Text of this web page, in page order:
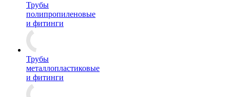
Трубы
полипропиленовые
и фитинги
Трубы
металлопластиковые
и фитинги